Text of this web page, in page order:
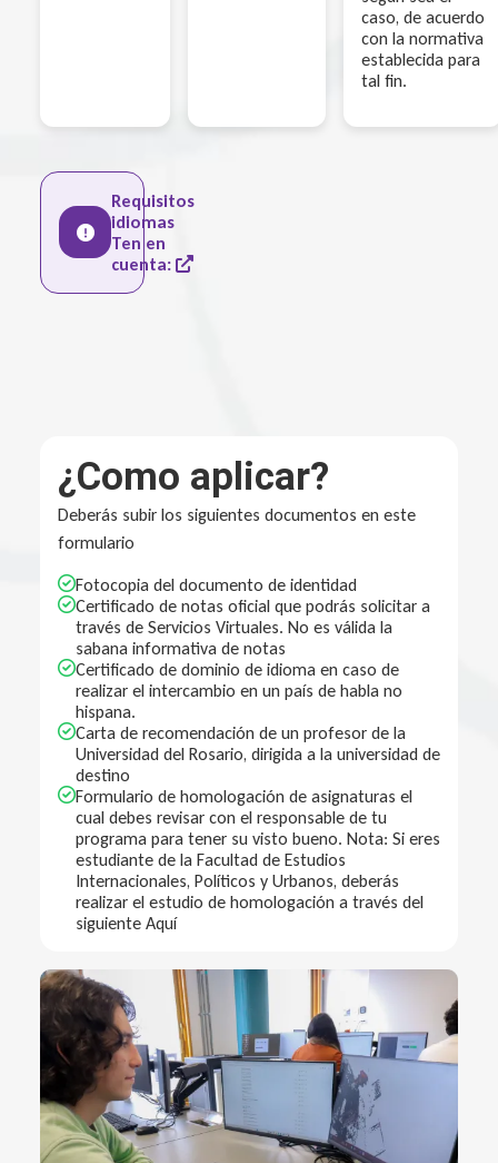
caso, de acuerdo
con la normativa
establecida para
tal fin.
Requisitos
idiomas
Ten en
cuenta:
¿Como aplicar?
Deberás subir los siguientes documentos en este
formulario
Fotocopia del documento de identidad
Certificado de notas oficial que podrás solicitar a
través de Servicios Virtuales. No es válida la
sabana informativa de notas
Certificado de dominio de idioma en caso de
realizar el intercambio en un país de habla no
hispana.
Carta de recomendación de un profesor de la
Universidad del Rosario, dirigida a la universidad de
destino
Formulario de homologación de asignaturas el
cual debes revisar con el responsable de tu
programa para tener su visto bueno. Nota: Si eres
estudiante de la Facultad de Estudios
Internacionales, Políticos y Urbanos, deberás
realizar el estudio de homologación a través del
siguiente Aquí